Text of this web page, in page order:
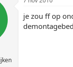
je zou ff op